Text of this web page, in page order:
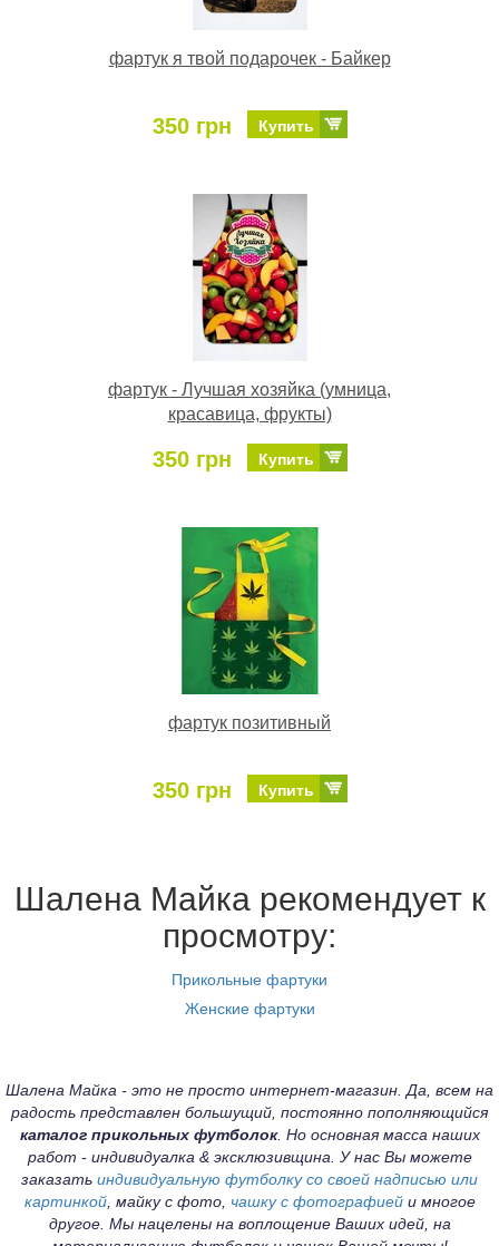
фартук я твой подарочек - Байкер
350 грн Купить
фартук - Лучшая хозяйка (умница,
красавица, фрукты)
350 грн Купить
фартук позитивный
350 грн Купить
Шалена Майка рекомендует к
просмотру:
Прикольные фартуки
Женские фартуки
Шалена Майка - это не просто интернет-магазин. Да, всем на
радость представлен большущий, постоянно пополняющийся
каталог прикольных футболок. Но основная масса наших
работ - индивидуалка & эксклюзивщина. У нас Вы можете
заказать индивидуальную футболку со своей надписью или
картинкой, майку с фото, чашку с фотографиейи многое
другое. Мы нацелены на воплощение Ваших идей, на